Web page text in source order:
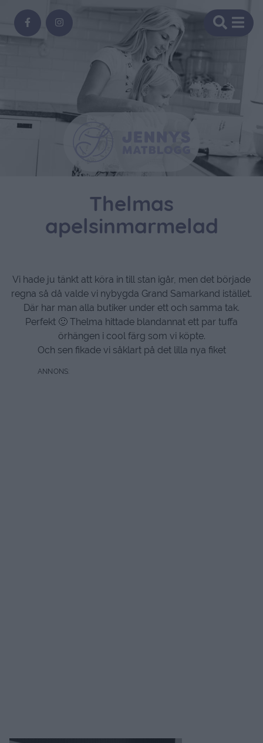
Thelmas
apelsinmarmelad
Vi hade ju tänkt att köra in till stan igår, men det började
regna så då valde vi nybygda Grand Samarkand istället.
Där har man alla butiker under ett och samma tak.
Perfekt 🙂 Thelma hittade blandannat ett par tuffa
örhängen i cool färg som vi köpte.
Och sen fikade vi såklart på det lilla nya fiket